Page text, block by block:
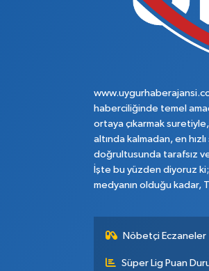
haberciliğinde temel
ortaya çıkarmak
altında kalmadan, en
doğrultusunda tarafsız ve
İşte bu yüzden diyoruz ki;
medyanın olduğu kadar,
Nöbetçi Eczaneler
Süper Lig Puan